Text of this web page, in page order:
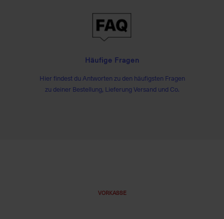
Häufige Fragen
Hier findest du Antworten zu den häufigsten Fragen
zu deiner Bestellung, Lieferung Versand und Co.
VORKASSE